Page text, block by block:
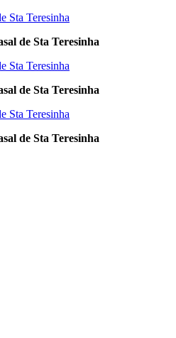
de Sta Teresinha
de Sta Teresinha
de Sta Teresinha